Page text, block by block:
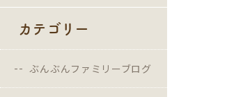
カテゴリー
ぶんぶんファミリーブログ